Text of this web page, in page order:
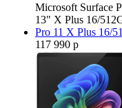
Microsoft Surface
13" X Plus 16/
Pro 11 X Plus 16/
117 990 р